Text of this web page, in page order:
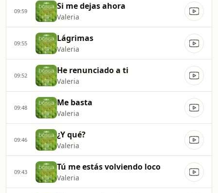
09:59 Si me dejas ahora
Valeria
09:55 Lágrimas
Valeria
09:52 He renunciado a ti
Valeria
09:48 Me basta
Valeria
09:46 ¿Y qué?
Valeria
09:43 Tú me estás volviendo loco
Valeria